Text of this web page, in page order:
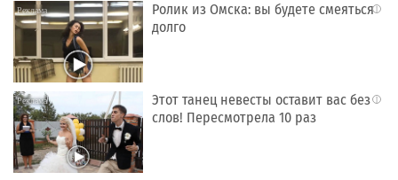
i
Ролик из Омска: вы будете смеяться
долго
i
Этот танец невесты оставит вас без
слов! Пересмотрела 10 раз